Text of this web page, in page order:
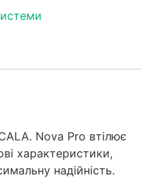
Nova Pro втілює
характеристики,
надійність.